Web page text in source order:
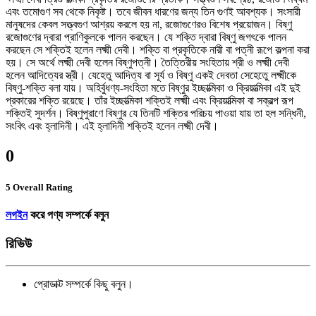
এবং তমোগুণ সব থেকে নিকৃষ্ট। তবে জীবন ধারণের জন্য তিন গুণই আবশ্যক। সংসারী
মানুষদের কেবল সত্ত্বগুণ আশ্রয় করলে হয় না, রজোগুণেরও বিশেষ প্রয়োজন। বিষ্ণু
রজোগুণের দ্বারা প্রাণিকুলকে পালন করছেন। যে শক্তি দ্বারা বিষ্ণু জগৎকে পালন
করছেন সে শক্তিই হলেন লক্ষ্মী দেবী। শক্তি বা প্রকৃতিকে নারী বা পত্নী রূপে কল্পনা করা
হয়। সে অর্থে লক্ষ্মী দেবী হলেন বিষ্ণুপত্নী। তৈত্তিরীয় সংহিতায় শ্রী ও লক্ষ্মী দেবী
হলেন আদিত্যের স্ত্রী। যেহেতু আদিত্য বা সূর্য ও বিষ্ণু একই দেবতা সেহেতেু লক্ষ্মীকে
বিষ্ণু-শক্তি বলা যায়। অহির্বুধণ্য-সংহিতা মতে বিষ্ণুর ইচ্ছাত্মিকা ও ক্রিয়াত্মিকা এই দুই
প্রকারের শক্তি রয়েছে। তাঁর ইচ্ছাত্মিকা শক্তিই লক্ষ্মী এবং ক্রিয়াত্মিকা বা সক্রল্প রূপ
শক্তিই সুদর্শন। বিষ্ণুপুরাণে বিষ্ণুর যে তিনটি শক্তির পরিচয় পাওয়া যায় তা হল সন্ধিনী,
সংবিৎ এবং হ্লাদিনী। এই হ্লাদিনী শক্তিই হলেন লক্ষ্মী দেবী।
0
5 Overall Rating
লগইনকরে পণ্য সম্পর্কে বলুন
রিভিউ
প্রোডাক্ট সম্পর্কে কিছু বলুন।